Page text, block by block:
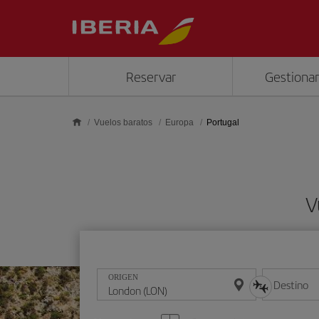
Reservar
Vuelos baratos Europa Portugal
ORIGEN Destino